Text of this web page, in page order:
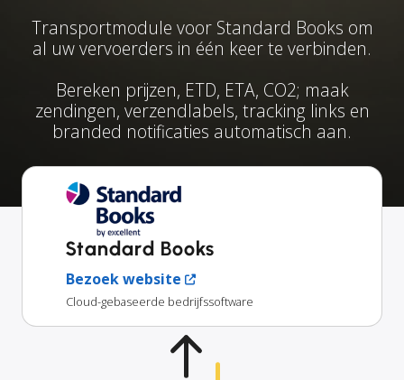
Transportmodule voor Standard Books om
al uw vervoerders in één keer te verbinden.
Bereken prijzen, ETD, ETA, CO2; maak
zendingen, verzendlabels, tracking links en
branded notificaties automatisch aan.
Standard Books
Bezoek website
Cloud-gebaseerde bedrijfssoftware